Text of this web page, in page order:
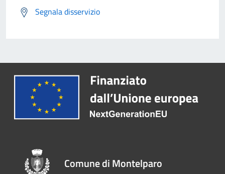
Segnala disservizio
Comune di Montelparo